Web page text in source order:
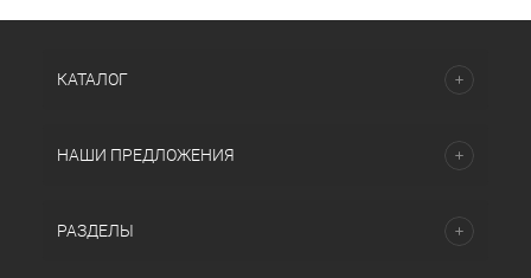
КАТАЛОГ
НАШИ ПРЕДЛОЖЕНИЯ
РАЗДЕЛЫ